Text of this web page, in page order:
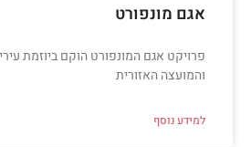
אגם מונפורט
פרויקט אגם המונפורט הוקם ביוזמת
והמועצה האזורית
למידע נוסף